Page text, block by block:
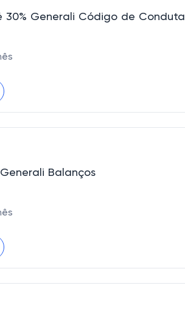
30% Generali Código de Conduta
Balanços